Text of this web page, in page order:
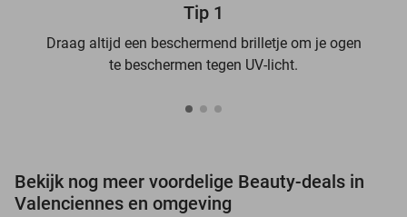
Tip 1
Draag altijd een beschermend brilletje om je ogen
te beschermen tegen UV-licht.
Bekijk nog meer voordelige Beauty-deals in
Valenciennes en omgeving